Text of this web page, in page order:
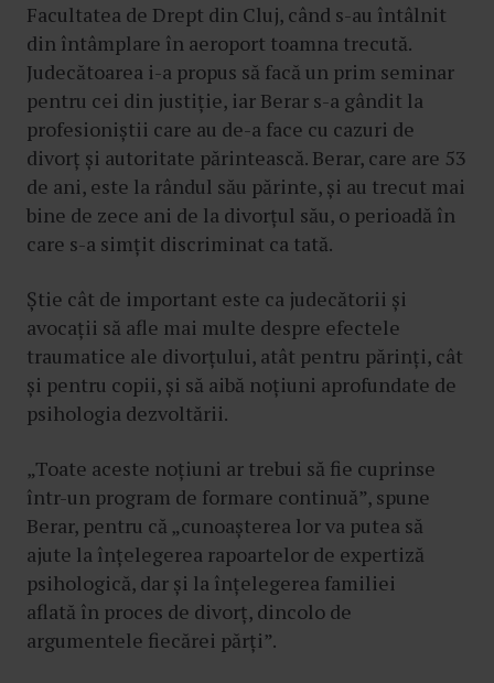
Facultatea de Drept din Cluj, când s-au întâlnit
din întâmplare în aeroport toamna trecută.
Judecătoarea i-a propus să facă un prim seminar
pentru cei din justiție, iar Berar s-a gândit la
profesioniștii care au de-a face cu cazuri de
divorț și autoritate părintească. Berar, care are 53
de ani, este la rândul său părinte, și au trecut mai
bine de zece ani de la divorțul său, o perioadă în
care s-a simțit discriminat ca tată.
Știe cât de important este ca judecătorii și
avocații să afle mai multe despre efectele
traumatice ale divorțului, atât pentru părinți, cât
și pentru copii, și să aibă noțiuni aprofundate de
psihologia dezvoltării.
„Toate aceste noțiuni ar trebui să fie cuprinse
într-un program de formare continuă”, spune
Berar, pentru că „cunoașterea lor va putea să
ajute la înțelegerea rapoartelor de expertiză
psihologică, dar și la înțelegerea familiei
aflată în proces de divorț, dincolo de
argumentele fiecărei părți”.